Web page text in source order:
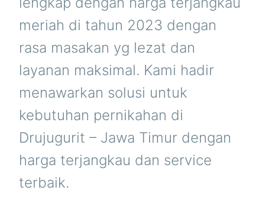
meriah di tahun 2023 dengan
rasa masakan yg lezat dan
layanan maksimal. Kami hadir
menawarkan solusi untuk
kebutuhan pernikahan di
Drujugurit – Jawa Timur dengan
harga terjangkau dan service
terbaik.